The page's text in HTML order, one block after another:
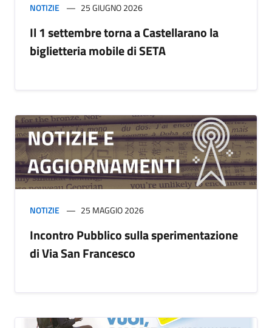
NOTIZIE 25 GIUGNO 2026
Il 1 settembre torna a Castellarano la
biglietteria mobile di SETA
NOTIZIE 25 MAGGIO 2026
Incontro Pubblico sulla sperimentazione
di Via San Francesco